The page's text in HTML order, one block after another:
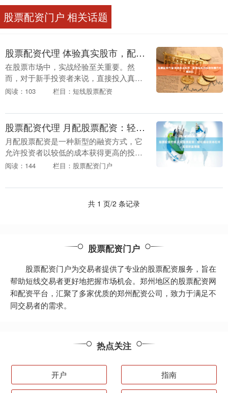
股票配资门户 相关话题
股票配资代理 体验真实股市，配资模拟炒股助你提升交易技巧
在股票市场中，实战经验至关重要。然
而，对于新手投资者来说，直接投入真金
白银进行交易风险过大。配资模拟炒股平
学习和提升交易技巧....
阅读：103 栏目：短线股票配资
股票配资代理 月配股票配资：轻松撬动资本杠杆，实现财富增值
月配股票配资是一种新型的融资方式，它
允许投资者以较低的成本获得更高的投资
杠杆。通过月配股票配资，投资者可以放
高的投资收益。 ....
阅读：144 栏目：股票配资门户
共 1 页/2 条记录
股票配资门户
股票配资门户为交易者提供了专业的股票配资服务，旨在
帮助短线交易者更好地把握市场机会。郑州地区的股票配资网
和配资平台，汇聚了多家优质的郑州配资公司，致力于满足不
同交易者的需求。
热点关注
开户 指南